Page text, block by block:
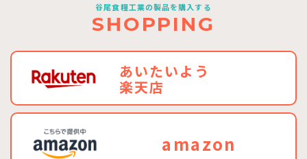
谷尾食糧工業の製品を購入する
SHOPPING
あいたいよう
楽天店
amazon